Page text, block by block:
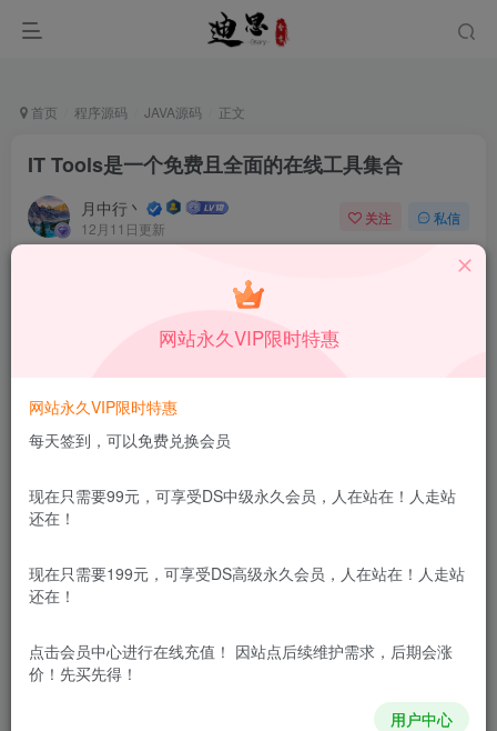
首页 程序源码 JAVA源码 正文
IT Tools是一个免费且全面的在线工具集合
月中行丶
12月11日更新
关注 私信
IT Tools是一个免费且全面的在线工具集合
此内容为免费资源，请登录后查看
更新及时
本站所有内容来自互联网收集，仅供用于学习和交流，请勿用
用途。如有侵权、不妥之处，请第一时间联系我们删除！Q群：
网站永久VIP限时特惠
网站永久VIP限时特惠
每天签到，可以免费兑换会员
现在只需要99元，可享受DS中级永久会员，人在站在！人走站
还在！
现在只需要199元，可享受DS高级永久会员，人在站在！人走站
还在！
点击会员中心进行在线充值！ 因站点后续维护需求，后期会涨
价！先买先得！
用户中心